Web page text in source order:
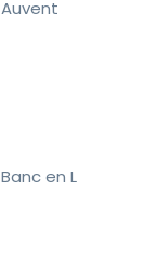
Auvent
Banc en L